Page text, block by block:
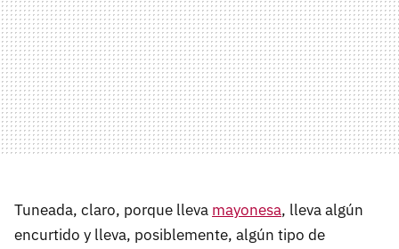
Tuneada, claro, porque lleva mayonesa, lleva algún
encurtido y lleva, posiblemente, algún tipo de